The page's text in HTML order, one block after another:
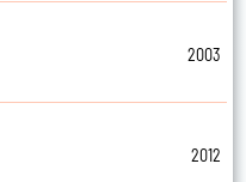
2003
2012